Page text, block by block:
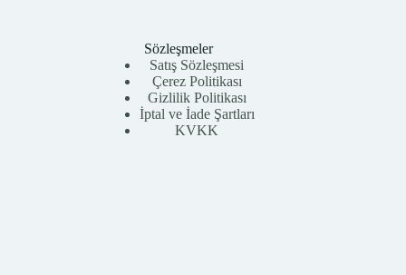
Sözleşmeler
Satış Sözleşmesi
Çerez Politikası
Gizlilik Politikası
İptal ve İade Şartları
KVKK